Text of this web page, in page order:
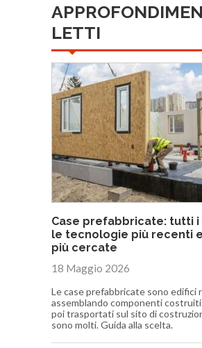
LETTI
Case prefabbricate: tutti i
le tecnologie più recenti e
più cercate
18 Maggio 2026
Le case prefabbricate sono edifici
assemblando componenti
poi trasportati sul sito di
sono molti. Guida alla scelta.